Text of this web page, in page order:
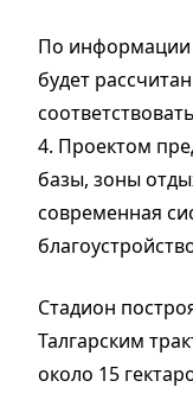
По информации
будет
4. Проектом
базы, зоны
современная
Стадион
Талгарским
около 15